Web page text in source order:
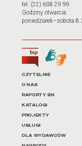
tel. (22) 608 29 99
Godziny otwarcia:
poniedziałek–sobota
Biuletyn Informacji
Tłumacz
Linki do
CZYTELNIE
O NAS
RAPORTY BN
KATALOGI
PROJEKTY
USŁUGI
DLA WYDAWCÓW